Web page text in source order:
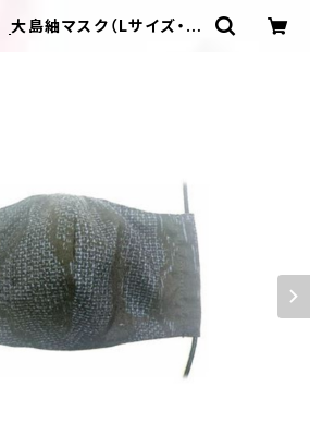
島紬マスク（Lサイズ・ブ